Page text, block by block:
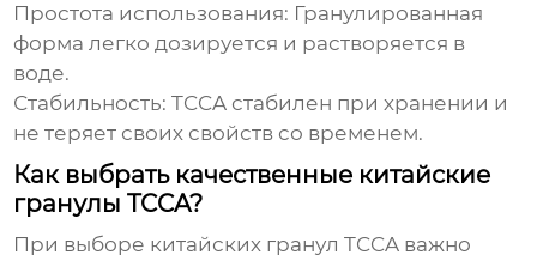
Простота использования: Гранулированная
форма легко дозируется и растворяется в
воде.
Стабильность: TCCA стабилен при хранении и
не теряет своих свойств со временем.
Как выбрать качественные китайские
гранулы TCCA?
При выборе китайских гранул TCCA важно